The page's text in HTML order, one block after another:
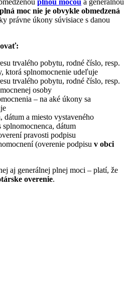
moc nie je obvykle obmedzená
právne úkony súvisiace s danou
trvalého pobytu, rodné číslo, resp.
ktorá splnomocnenie udeľuje
trvalého pobytu, rodné číslo, resp.
osoby
– na aké úkony sa
a miesto vystaveného
dátum
pravosti podpisu
(overenie podpisu v obci
aj generálnej plnej moci – platí, že
overenie.